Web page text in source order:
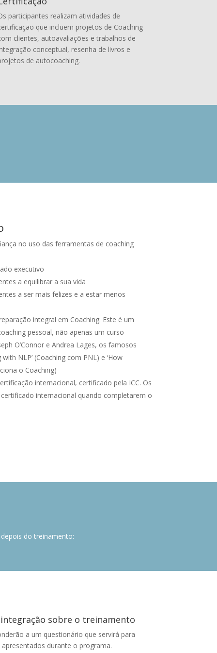
participantes realizam atividades de
que incluem projetos de Coaching
clientes, autoavaliações e trabalhos de
conceptual, resenha de livros e
de autocoaching.
no uso das ferramentas de coaching
executivo
a equilibrar a sua vida
a ser mais felizes e a estar menos
integral em Coaching. Este é um
pessoal, não apenas um curso
O’Connor e Andrea Lages, os famosos
NLP’ (Coaching com PNL) e ‘How
o Coaching)
internacional, certificado pela ICC. Os
internacional quando completarem o
do treinamento:
sobre o treinamento
a um questionário que servirá para
durante o programa.